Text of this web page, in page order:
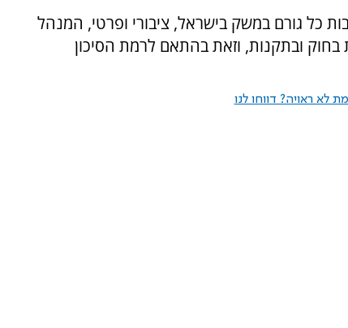
כל גורם במשק בישראל, ציבורי ופרטי, המנהל
ובתקנות, וזאת בהתאם לרמת הסיכון
לא ראויה? דווחו לנו